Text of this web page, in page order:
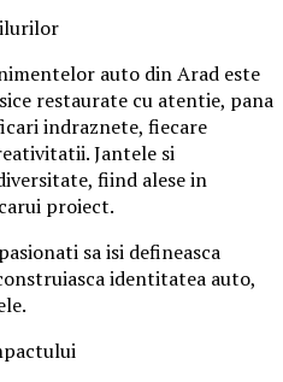
auto din Arad este
restaurate cu atentie, pana
indraznete, fiecare
Jantele si
fiind alese in
proiect.
sa isi defineasca
identitatea auto,